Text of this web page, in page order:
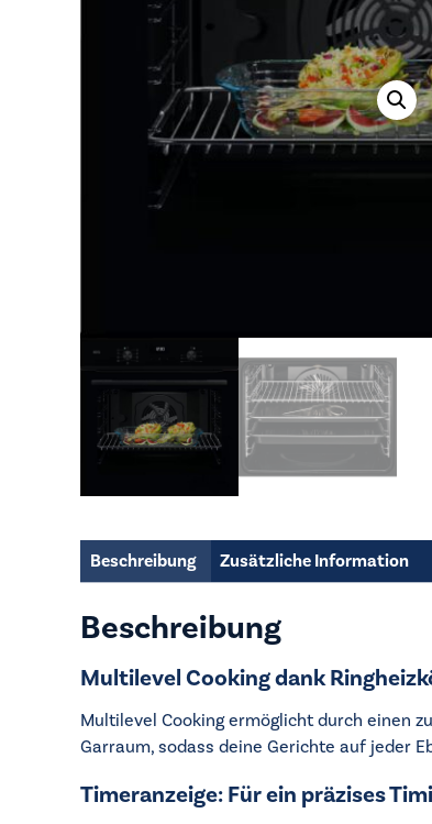
Beschreibung Zusätzliche Information
Beschreibung
Multilevel Cooking dank
Multilevel Cooking ermöglicht durch einen
Garraum, sodass deine Gerichte auf jeder
Timeranzeige: Für ein präzises